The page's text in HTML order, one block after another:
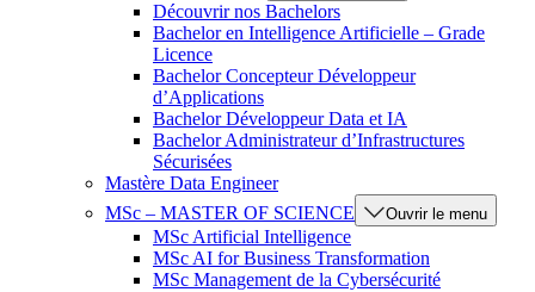
Découvrir nos Bachelors
Bachelor en Intelligence Artificielle – Grade
Licence
Bachelor Concepteur Développeur
d’Applications
Bachelor Développeur Data et IA
Bachelor Administrateur d’Infrastructures
Sécurisées
Mastère Data Engineer
MSc – MASTER OF SCIENCE
Ouvrir le menu
MSc Artificial Intelligence
MSc AI for Business Transformation
MSc Management de la Cybersécurité